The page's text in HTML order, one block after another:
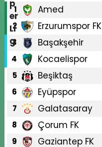
1 Amed
2 Erzurumspor FK
3 Başakşehir
4 Kocaelispor
5 Beşiktaş
6 Eyüpspor
7 Galatasaray
8 Çorum FK
9 Gaziantep FK